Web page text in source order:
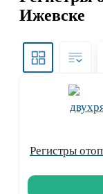
Ижевске
Регистры